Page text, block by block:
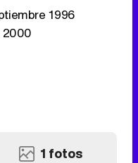
1996
1 fotos